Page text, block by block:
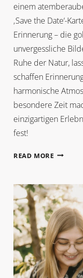
einem
‚Save the Date‘-
Erinnerung – die
unvergessliche
Ruhe der Natur,
schaffen
harmonische
besondere Zeit
einzigartigen
fest!
READ MORESUNSET
VIEW